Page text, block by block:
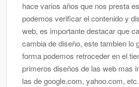
hace varios años que nos presta
podemos verificar el contenido y
web, es importante destacar que
cambia de diseño, este tambien lo
forma podemos retroceder en el
primeros diseños de las web mas
las de google.com, yahoo.com, etc.